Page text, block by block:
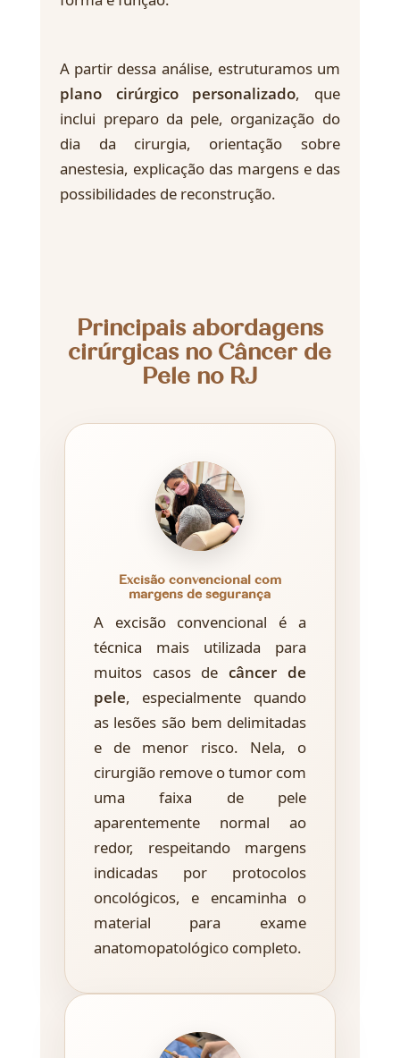
A partir dessa análise, estruturamos um
plano cirúrgico personalizado, que
inclui preparo da pele, organização do
dia da cirurgia, orientação sobre
anestesia, explicação das margens e das
possibilidades de reconstrução.
Principais abordagens
cirúrgicas no Câncer de
Pele no RJ
Excisão convencional com
margens de segurança
A excisão convencional é a
técnica mais utilizada para
muitos casos decâncer de
pele, especialmente quando
as lesões são bem delimitadas
e de menor risco. Nela, o
cirurgião remove o tumor com
uma faixa de pele
aparentemente normal ao
redor, respeitando margens
indicadas por protocolos
oncológicos, e encaminha o
material para exame
anatomopatológico completo.